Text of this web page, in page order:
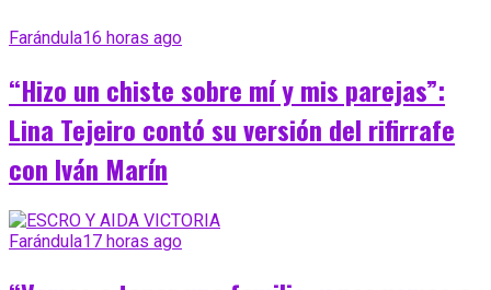
Farándula16 horas ago
“Hizo un chiste sobre mí y mis parejas”:
Lina Tejeiro contó su versión del rifirrafe
con Iván Marín
Farándula17 horas ago